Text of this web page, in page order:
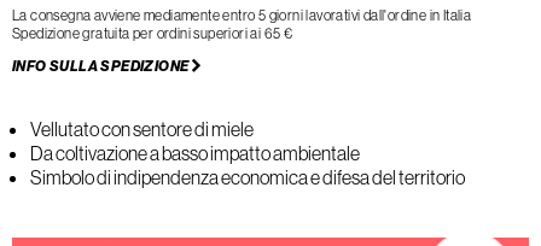
La consegna avviene mediamente entro 5 giorni lavorativi dall'ordine in Italia
Spedizione gratuita per ordini superiori ai 65 €
INFO SULLA SPEDIZIONE
Vellutato con sentore di miele
Da coltivazione a basso impatto ambientale
Simbolo di indipendenza economica e difesa del territorio